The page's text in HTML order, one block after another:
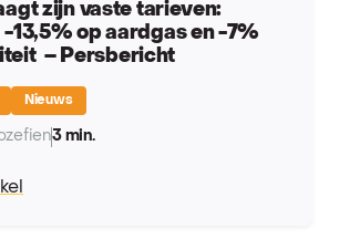
zijn vaste tarieven:
13,5% op aardgas en -7%
– Persbericht
Nieuws
3 min.